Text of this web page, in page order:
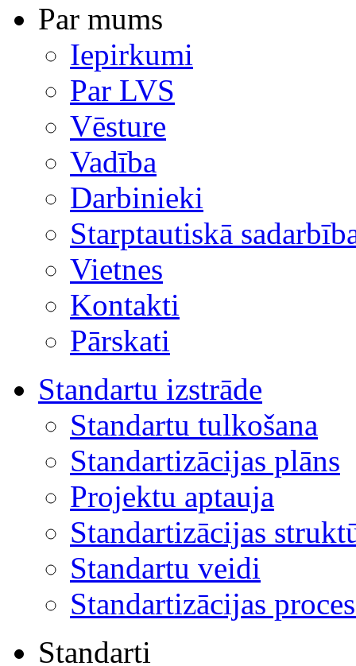
Par mums
Iepirkumi
Par LVS
Vēsture
Vadība
Darbinieki
Starptautiskā
Vietnes
Kontakti
Pārskati
Standartu izstrāde
Standartu tulkošana
Standartizācijas plāns
Projektu aptauja
Standartizācijas
Standartu veidi
Standartizācijas
Standarti